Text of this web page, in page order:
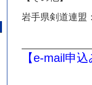
岩手県剣道連盟
【e-mail申